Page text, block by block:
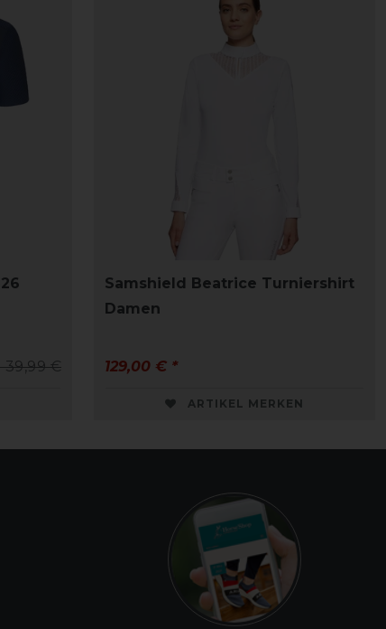
€
Samshield Beatrice Turniershirt
Damen
129,00 € *
ARTIKEL MERKEN